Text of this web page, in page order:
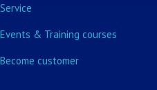
Service
Events & Training courses
Become customer